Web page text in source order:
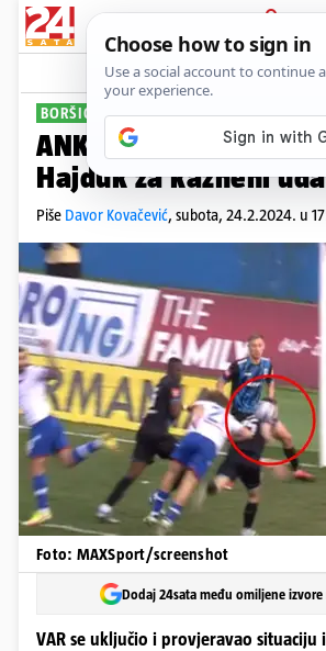
PRIJAVA
Sport
BORŠIĆ IGRAO RUKOM
ANKETA Je li sudac
Hajduk za kazneni
Piše Davor Kovačević, subota, 24.2.2024. u
Foto: MAXSport/screenshot
Dodaj 24sata među omiljene izvore
VAR se uključio i provjeravao